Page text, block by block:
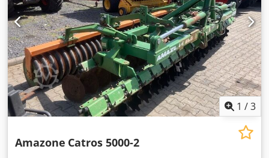
1 /3
Amazone Catros 5000-2